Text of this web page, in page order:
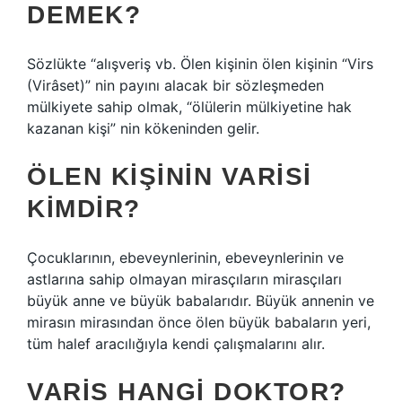
DEMEK?
Sözlükte “alışveriş vb. Ölen kişinin ölen kişinin “Virs
(Virâset)” nin payını alacak bir sözleşmeden
mülkiyete sahip olmak, “ölülerin mülkiyetine hak
kazanan kişi” nin kökeninden gelir.
ÖLEN KIŞININ VARISI
KIMDIR?
Çocuklarının, ebeveynlerinin, ebeveynlerinin ve
astlarına sahip olmayan mirasçıların mirasçıları
büyük anne ve büyük babalarıdır. Büyük annenin ve
mirasın mirasından önce ölen büyük babaların yeri,
tüm halef aracılığıyla kendi çalışmalarını alır.
VARIS HANGI DOKTOR?